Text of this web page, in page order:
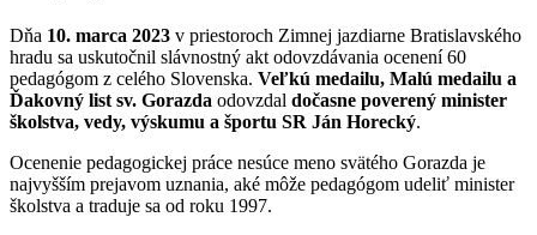
Dňa 10. marca 2023 v priestoroch Zimnej jazdiarne Bratislavského
hradu sa uskutočnil slávnostný akt odovzdávania ocenení 60
pedagógom z celého Slovenska. Veľkú medailu, Malú medailu a
Ďakovný list sv. Gorazda odovzdal dočasne poverený minister
školstva, vedy, výskumu a športu SR Ján Horecký.
Ocenenie pedagogickej práce nesúce meno svätého Gorazda je
najvyšším prejavom uznania, aké môže pedagógom udeliť minister
školstva a traduje sa od roku 1997.